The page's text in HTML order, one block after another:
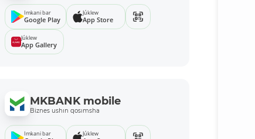
Imkani bar
Google Play
Júklew
App Store
Júklew
App Gallery
MKBANK mobile
Biznes ushın qosımsha
Imkani bar Júklew